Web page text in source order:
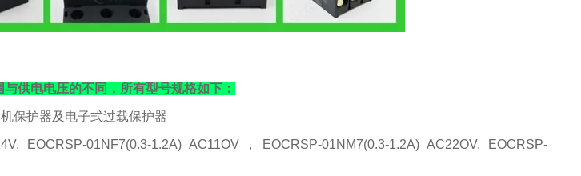
供电电压的不同，所有型号规格如下：
保护器及电子式过载保护器
EOCRSP-01NF7(0.3-1.2A) AC11OV，EOCRSP-01NM7(0.3-1.2A) AC22OV, EOCRSP-